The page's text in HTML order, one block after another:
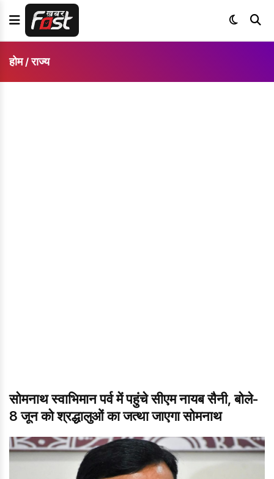
होम/ राज्य
सोमनाथ स्वाभिमान पर्व में पहुंचे सीएम नायब सैनी, बोले-
8 जून को श्रद्धालुओं का जत्था जाएगा सोमनाथ